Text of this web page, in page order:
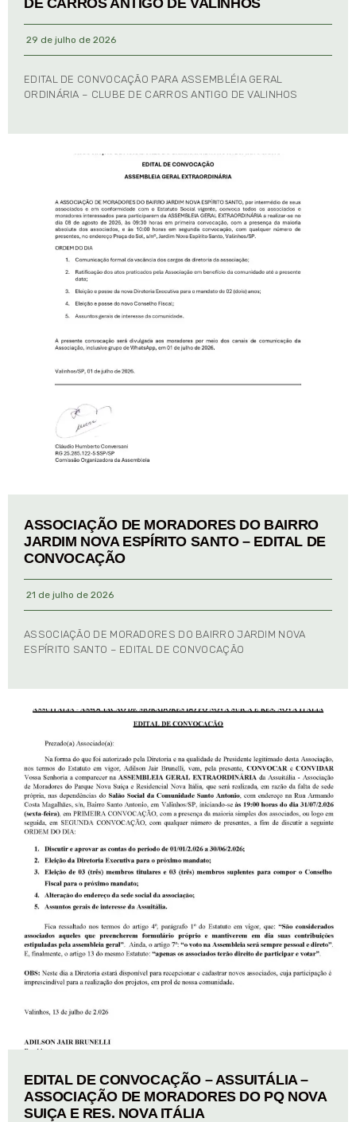
29 de julho de 2026
EDITAL DE CONVOCAÇÃO PARA ASSEMBLÉIA GERAL
ORDINÁRIA – CLUBE DE CARROS ANTIGO DE VALINHOS
ASSOCIAÇÃO DE MORADORES DO BAIRRO
JARDIM NOVA ESPÍRITO SANTO – EDITAL DE
CONVOCAÇÃO
21 de julho de 2026
ASSOCIAÇÃO DE MORADORES DO BAIRRO JARDIM NOVA
ESPÍRITO SANTO – EDITAL DE CONVOCAÇÃO
EDITAL DE CONVOCAÇÃO – ASSUITÁLIA –
ASSOCIAÇÃO DE MORADORES DO PQ NOVA
SUIÇA E RES. NOVA ITÁLIA